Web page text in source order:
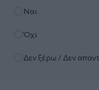
Ναι
Όχι
Δεν ξέρω / Δεν